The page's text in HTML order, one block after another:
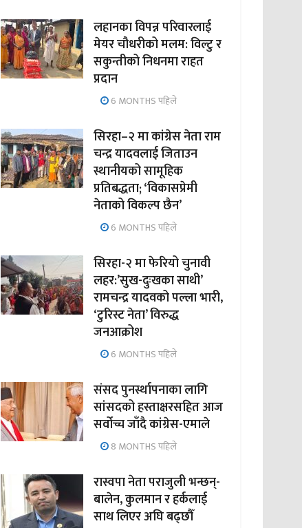
लहानका विपन्न परिवारलाई
मेयर चौधरीको मलम: विल्टु र
सकुन्तीको निधनमा राहत
प्रदान
6 MONTHS पहिले
सिरहा–२ मा कांग्रेस नेता राम
चन्द्र यादवलाई जिताउन
स्थानीयको सामूहिक
प्रतिबद्धता; ‘विकासप्रेमी
नेताको विकल्प छैन’
6 MONTHS पहिले
सिरहा-२ मा फेरियो चुनावी
लहर:’सुख-दुःखका साथी’
रामचन्द्र यादवको पल्ला भारी,
‘टुरिस्ट नेता’ विरुद्ध
जनआक्रोश
6 MONTHS पहिले
संसद पुनर्स्थापनाका लागि
सांसदको हस्ताक्षरसहित आज
सर्वोच्च जाँदै कांग्रेस-एमाले
8 MONTHS पहिले
रास्वपा नेता पराजुली भन्छन्-
बालेन, कुलमान र हर्कलाई
साथ लिएर अघि बढ्छौँ